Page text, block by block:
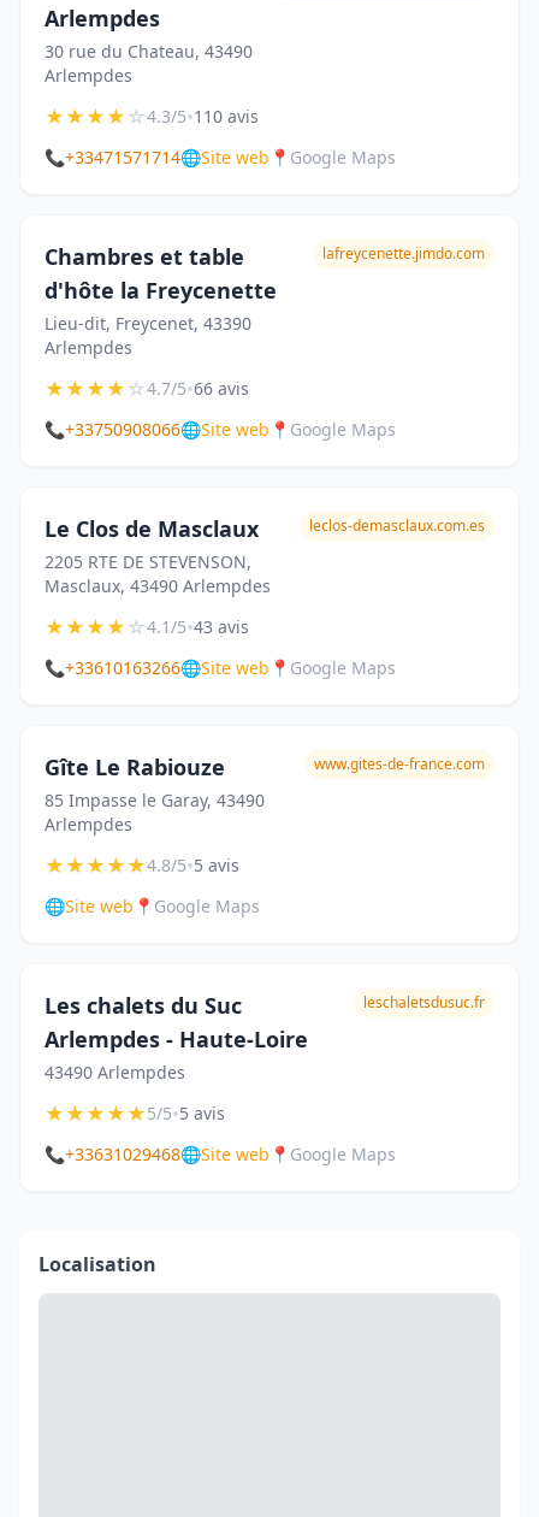
Arlempdes
30 rue du Chateau, 43490
Arlempdes
★★★★☆4.3/5•110 avis
📞+33471571714🌐Site web 📍 Google Maps
Chambres et table
d'hôte la Freycenette
Lieu-dit, Freycenet, 43390
Arlempdes
lafreycenette.jimdo.com
★★★★☆4.7/5•66 avis
📞+33750908066🌐Site web 📍 Google Maps
Le Clos de Masclaux
2205 RTE DE STEVENSON,
Masclaux, 43490 Arlempdes
leclos-demasclaux.com.es
★★★★☆4.1/5•43 avis
📞+33610163266🌐Site web 📍 Google Maps
Gîte Le Rabiouze
85 Impasse le Garay, 43490
Arlempdes
www.gites-de-france.com
★★★★★4.8/5•5 avis
🌐Site web 📍 Google Maps
Les chalets du Suc
Arlempdes - Haute-Loire
43490 Arlempdes
leschaletsdusuc.fr
★★★★★5/5•5 avis
📞+33631029468🌐Site web 📍 Google Maps
Localisation